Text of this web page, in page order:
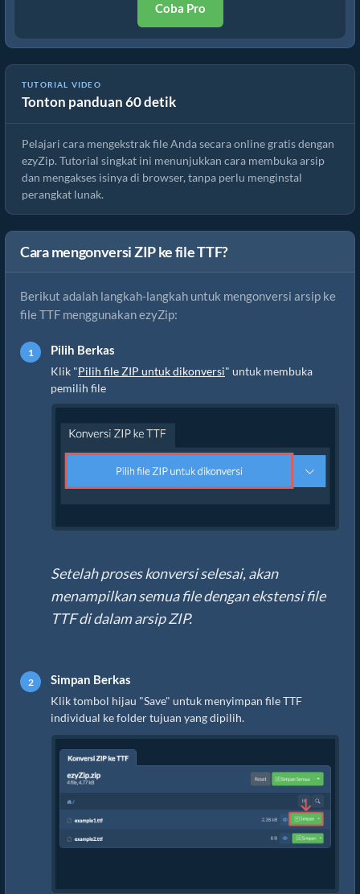
Coba Pro
TUTORIAL VIDEO
Tonton panduan 60 detik
Cara Mengekstrak File secara Online dengan ezyZip (Gratis, Tanpa
Instalasi)
Pelajari cara mengekstrak file Anda secara online gratis dengan
ezyZip. Tutorial singkat ini menunjukkan cara membuka arsip
dan mengakses isinya di browser, tanpa perlu menginstal
perangkat lunak.
Cara mengonversi ZIP ke file TTF?
Berikut adalah langkah-langkah untuk mengonversi arsip ke
file TTF menggunakan ezyZip:
Pilih Berkas
Klik "Pilih file ZIP untuk dikonversi" untuk membuka
pemilih file
Setelah proses konversi selesai, akan
menampilkan semua file dengan ekstensi file
TTF di dalam arsip ZIP.
Simpan Berkas
Klik tombol hijau "Save" untuk menyimpan file TTF
individual ke folder tujuan yang dipilih.